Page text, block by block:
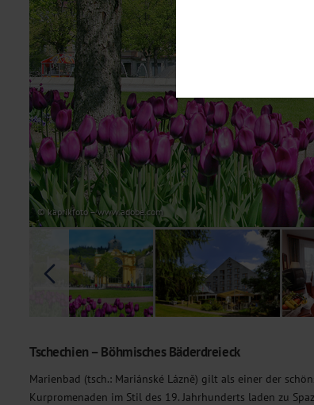
© kaprikfoto – www.adobe.com
Tschechien – Böhmisches Bäderdreieck
Marienbad (tsch.: Mariánské Lázně) gilt als einer der
Kurpromenaden im Stil des 19. Jahrhunderts laden zu
Diese Cookies sind
möchten, um Ihnen
Statistik
Um unser Angebot
dieser Cookies
unsere Inhalte
Übermittlung, der auf
Datenschutzhinweisen
Marketing
Diese Cookies werden